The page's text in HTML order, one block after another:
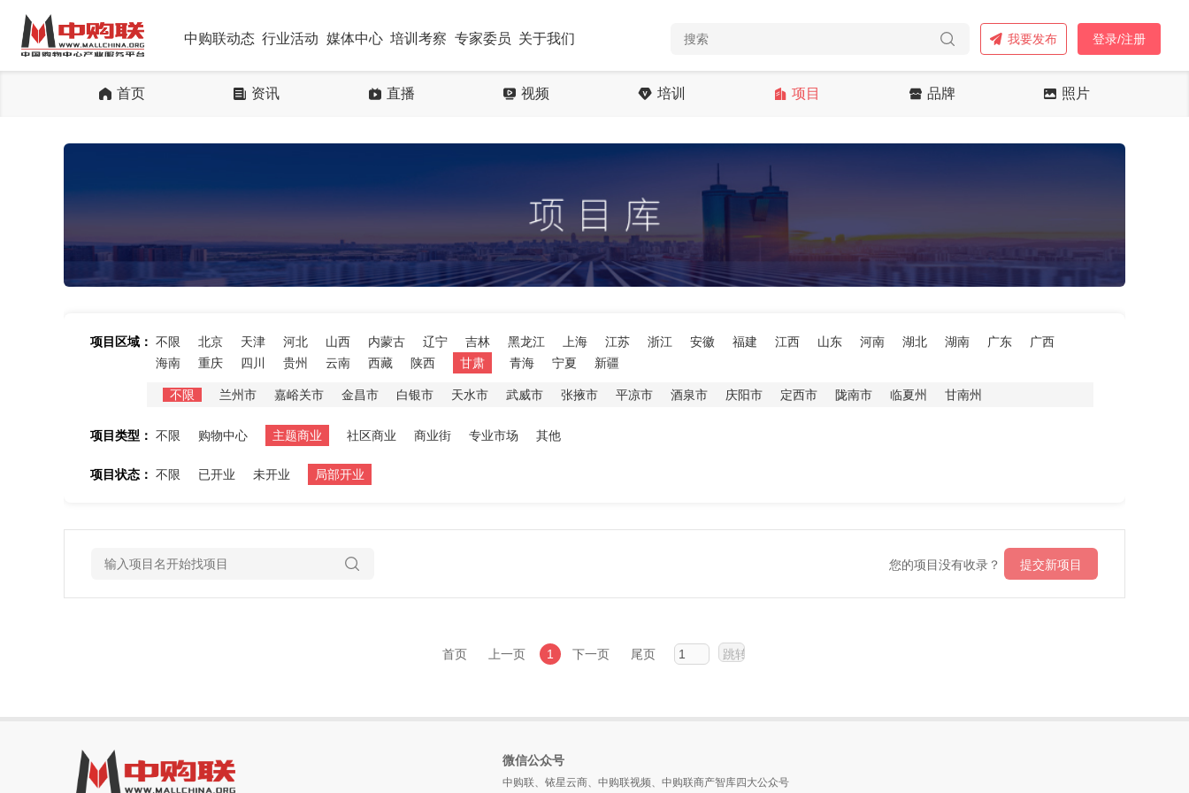
中购联动态 行业活动 媒体中心 培训考察 专家委员 关于我们 我要发布 登录/注册
首页 资讯 直播 视频 培训 项目 品牌 照片
项目区域： 不限 北京 天津 河北 山西 内蒙古 辽宁 吉林 黑龙江 上海 江苏 浙江 安徽 福建 江西 山东 河南 湖北 湖南 广东
广西
海南
重庆 四川 贵州 云南 西藏 陕西 甘肃 青海 宁夏 新疆
不限 兰州市 嘉峪关市 金昌市 白银市 天水市 武威市 张掖市 平凉市 酒泉市 庆阳市 定西市 陇南市 临夏州 甘南州
项目类型： 不限 购物中心 主题商业 社区商业 商业街 专业市场 其他
项目状态： 不限 已开业 未开业 局部开业
您的项目没有收录？ 提交新项目
首页 上一页 1 下一页 尾页
微信公众号
中购联、铱星云商、中购联视频、中购联商产智库四大公众号